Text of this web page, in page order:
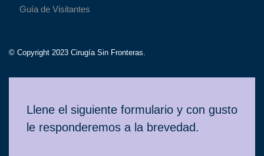
Guía de Visitantes
© Copyright 2023 Cirugía Sin Fronteras.
Llene el siguiente formulario y con gusto
le responderemos a la brevedad.